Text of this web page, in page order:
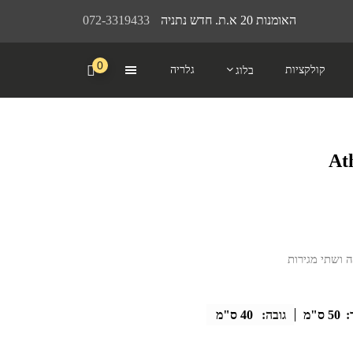
072-3319433 האומנות 20 א.ת. חדש נתניה
קולקציות בלוג גלריה 0
ושתי מגירות
50 ס"מ גובה: 40 ס"מ